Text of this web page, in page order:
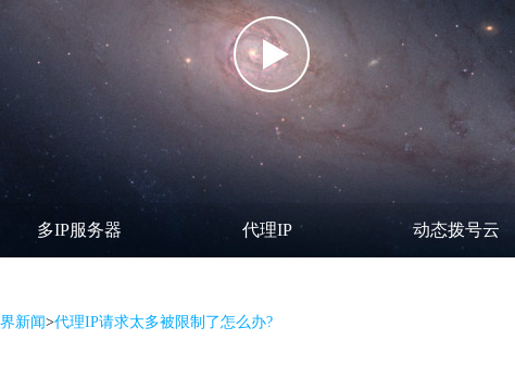
多IP服务器 代理IP 动态拨号云
新闻>代理IP请求太多被限制了怎么办?